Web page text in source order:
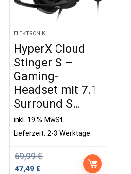
ELEKTRONIK
HyperX Cloud
Stinger S –
Gaming-
Headset mit 7.1
Surround S…
69,99€
Ursprünglicher
47,49 €Aktueller
inkl. 19 % MwSt.
Lieferzeit:2-3 Werktage